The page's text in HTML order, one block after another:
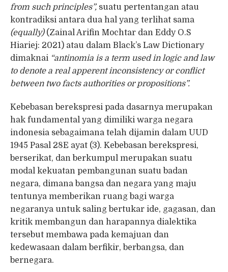
from such principles”, suatu pertentangan atau
kontradiksi antara dua hal yang terlihat sama
(equally)(Zainal Arifin Mochtar dan Eddy O.S
Hiariej: 2021) atau dalam Black’s Law Dictionary
dimaknai “antinomia is a term used in logic and law
to denote a real apperent inconsistency or conflict
between two facts authorities or propositions”.
Kebebasan berekspresi pada dasarnya merupakan
hak fundamental yang dimiliki warga negara
indonesia sebagaimana telah dijamin dalam UUD
1945 Pasal 28E ayat (3). Kebebasan berekspresi,
berserikat, dan berkumpul merupakan suatu
modal kekuatan pembangunan suatu badan
negara, dimana bangsa dan negara yang maju
tentunya memberikan ruang bagi warga
negaranya untuk saling bertukar ide, gagasan, dan
kritik membangun dan harapannya dialektika
tersebut membawa pada kemajuan dan
kedewasaan dalam berfikir, berbangsa, dan
bernegara.